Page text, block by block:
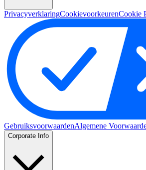
PrivacyverklaringCookievoorkeurenCookie
GebruiksvoorwaardenAlgemene
Corporate Info